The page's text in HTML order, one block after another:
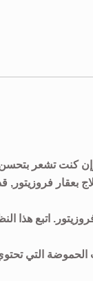
كنت تشعر
بعقار
اتبع هذا
الحموضة التي